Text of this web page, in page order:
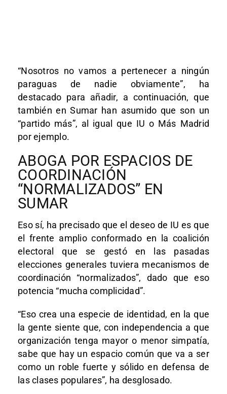
“Nosotros no vamos a pertenecer a ningún
paraguas de nadie obviamente”, ha
destacado para añadir, a continuación, que
también en Sumar han asumido que son un
“partido más”, al igual que IU o Más Madrid
por ejemplo.
ABOGA POR ESPACIOS DE
COORDINACIÓN
“NORMALIZADOS” EN
SUMAR
Eso sí, ha precisado que el deseo de IU es que
el frente amplio conformado en la coalición
electoral que se gestó en las pasadas
elecciones generales tuviera mecanismos de
coordinación “normalizados”, dado que eso
potencia “mucha complicidad”.
“Eso crea una especie de identidad, en la que
la gente siente que, con independencia a que
organización tenga mayor o menor simpatía,
sabe que hay un espacio común que va a ser
como un roble fuerte y sólido en defensa de
las clases populares”, ha desglosado.